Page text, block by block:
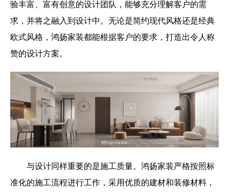
验丰富、富有创意的设计团队，能够充分理解客户的需
求，并将之融入到设计中。无论是简约现代风格还是经典
欧式风格，鸿扬家装都能根据客户的要求，打造出令人称
赞的设计方案。
与设计同样重要的是施工质量。鸿扬家装严格按照标
准化的施工流程进行工作，采用优质的建材和装修材料，